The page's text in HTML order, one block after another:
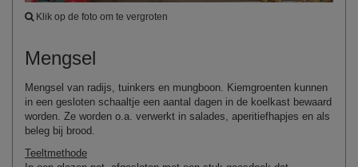
Klik op de foto om te vergroten
Mengsel
Mengsel van radijs, tuinkers en mungboon. Kiemgroenten kunnen
in een gesloten schaaltje een aantal dagen in de koelkast bewaard
worden. Ze worden o.a. verwerkt in salades, aperitiefhapjes en als
beleg bij brood.
Teeltmethode